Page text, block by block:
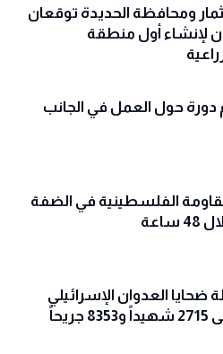
ومحافظة الحديدة توقعان
لإنشاء أول منطقة
دورة حول العمل في الجانب
الفلسطينية في الضفة
ضحايا العدوان الإسرائيلي